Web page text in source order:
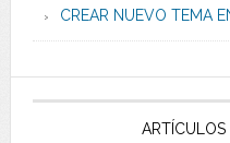
CREAR NUEVO TEMA
ARTÍCULOS